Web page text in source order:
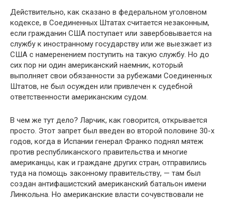
Действительно, как сказано в федеральном уголовном
кодексе, в Соединенных Штатах считается незаконным,
если гражданин США поступает или завербовывается на
службу к иностранному государству или же выезжает из
США с намеренением поступить на такую службу. Но до
сих пор ни один американский наемник, который
выполняет свои обязанности за рубежами Соединенных
Штатов, не был осужден или привлечен к судебной
ответственности американским судом.
В чем же тут дело? Ларчик, как говорится, открывается
просто. Этот запрет был введен во второй половине 30-х
годов, когда в Испании генерал Франко поднял мятеж
против республиканского правительства и многие
американцы, как и граждане других стран, отправились
туда на помощь законному правительству, — там был
создан антифашистский американский батальон имени
Линкольна. Но американские власти сочувствовали не